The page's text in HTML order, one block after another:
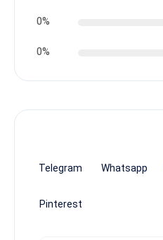
0%
0%
Whatsapp
Telegram
Pinterest